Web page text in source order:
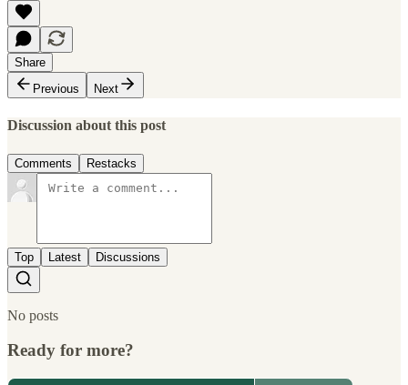
Share
Previous
Next
Discussion about this post
Comments Restacks
Top Latest Discussions
No posts
Ready for more?